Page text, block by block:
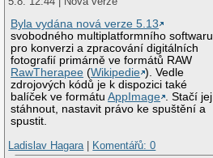
Byla vydána nová verze 5.13
svobodného multiplatformního softwaru
pro konverzi a zpracování digitálních
fotografií primárně ve formátů RAW
RawTherapee (Wikipedie ). Vedle
zdrojových kódů je k dispozici také
balíček ve formátuAppImage . Stačí jej
stáhnout, nastavit právo ke spuštění a
spustit.
Ladislav Hagara| Komentářů: 0